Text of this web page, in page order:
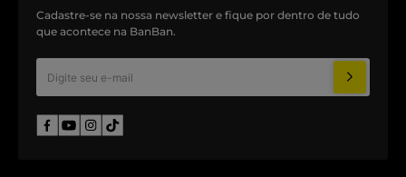
Cadastre-se na nossa newsletter e fique por dentro de tudo
que acontece na BanBan.